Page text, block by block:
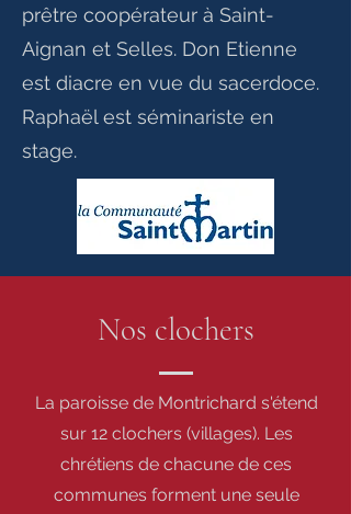
prêtre coopérateur à Saint-
Aignan et Selles. Don Etienne
est diacre en vue du sacerdoce.
Raphaël est séminariste en
stage.
Nos clochers
La paroisse de Montrichard s'étend
sur 12 clochers (villages). Les
chrétiens de chacune de ces
communes forment une seule